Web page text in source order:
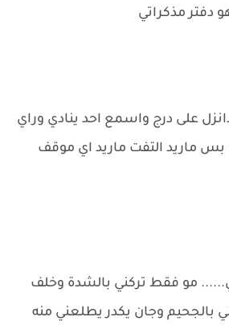
دفتر مذكراتي
على درج واسمع احد ينادي وراي
ماريد التفت ماريد اي موقف
مو فقط تركني بالشدة وخلف
بالجحيم وجان يكدر يطلعني منه